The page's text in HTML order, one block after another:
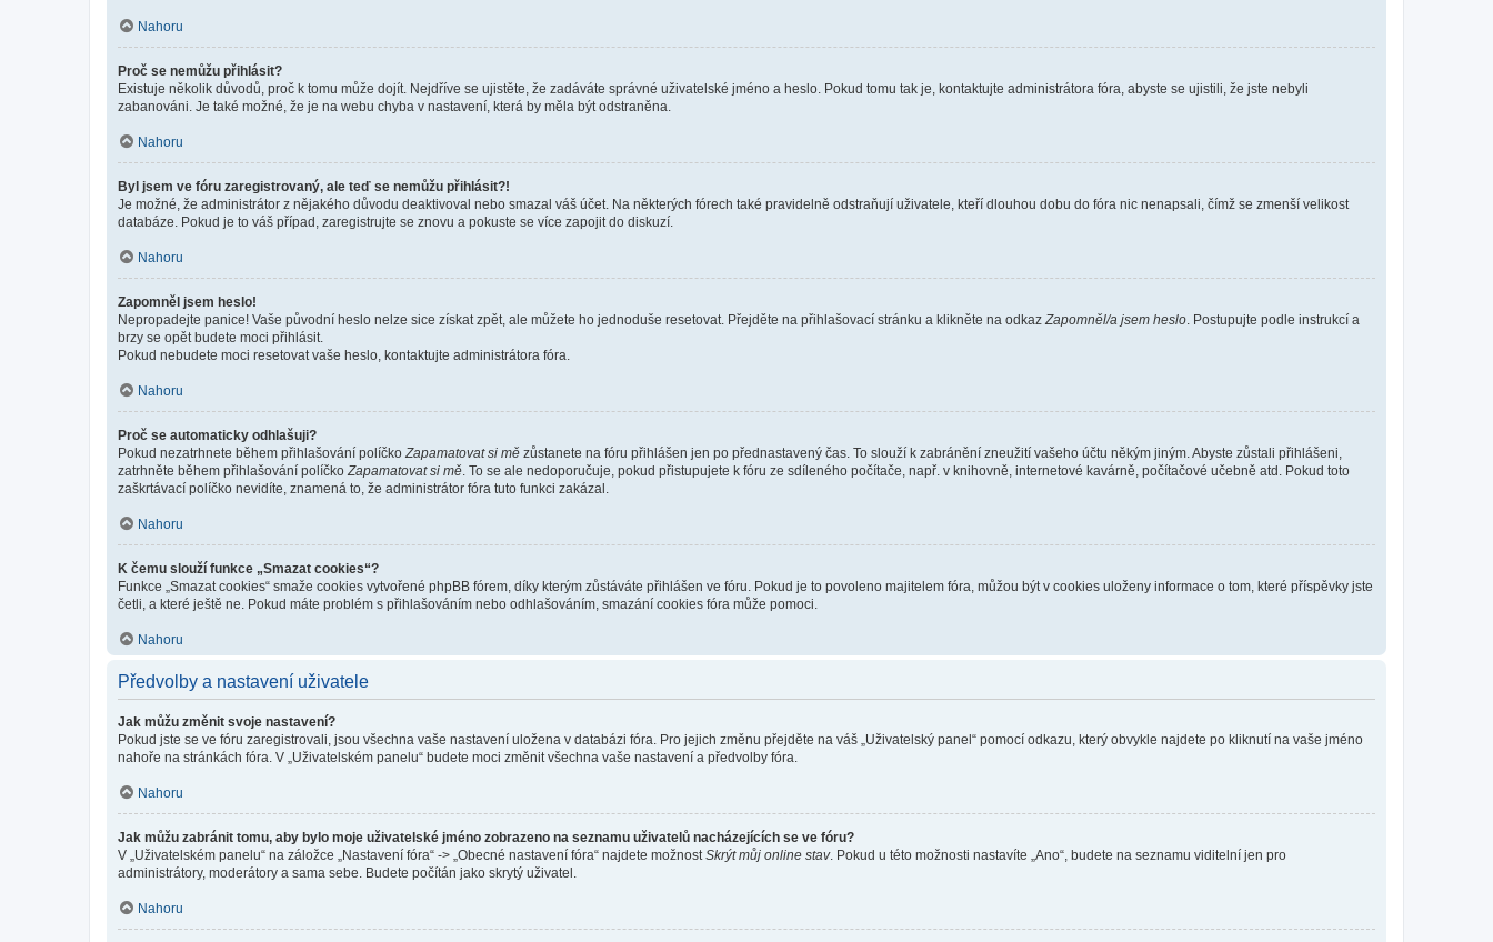
Nahoru
Proč se nemůžu přihlásit?
Existuje několik důvodů, proč k tomu může dojít. Nejdříve se ujistěte, že zadáváte správné uživatelské jméno a heslo. Pokud tomu tak je, kontaktujte administrátora fóra, abyste se ujistili, že jste nebyli
zabanováni. Je také možné, že je na webu chyba v nastavení, která by měla být odstraněna.
Nahoru
Byl jsem ve fóru zaregistrovaný, ale teď se nemůžu přihlásit?!
Je možné, že administrátor z nějakého důvodu deaktivoval nebo smazal váš účet. Na některých fórech také pravidelně odstraňují uživatele, kteří dlouhou dobu do fóra nic nenapsali, čímž se zmenší velikost
databáze. Pokud je to váš případ, zaregistrujte se znovu a pokuste se více zapojit do diskuzí.
Nahoru
Zapomněl jsem heslo!
Nepropadejte panice! Vaše původní heslo nelze sice získat zpět, ale můžete ho jednoduše resetovat. Přejděte na přihlašovací stránku a klikněte na odkaz Zapomněl/a jsem heslo . Postupujte podle instrukcí a
brzy se opět budete moci přihlásit.
Pokud nebudete moci resetovat vaše heslo, kontaktujte administrátora fóra.
Nahoru
Proč se automaticky odhlašuji?
Pokud nezatrhnete během přihlašování políčko Zapamatovat si mě zůstanete na fóru přihlášen jen po přednastavený čas. To slouží k zabránění zneužití vašeho účtu někým jiným. Abyste zůstali přihlášeni,
zatrhněte během přihlašování políčko Zapamatovat si mě . To se ale nedoporučuje, pokud přistupujete k fóru ze sdíleného počítače, např. v knihovně, internetové kavárně, počítačové učebně atd. Pokud toto
zaškrtávací políčko nevidíte, znamená to, že administrátor fóra tuto funkci zakázal.
Nahoru
K čemu slouží funkce „Smazat cookies“?
Funkce „Smazat cookies“ smaže cookies vytvořené phpBB fórem, díky kterým zůstáváte přihlášen ve fóru. Pokud je to povoleno majitelem fóra, můžou být v cookies uloženy informace o tom, které příspěvky jste
četli, a které ještě ne. Pokud máte problém s přihlašováním nebo odhlašováním, smazání cookies fóra může pomoci.
Nahoru
Předvolby a nastavení uživatele
Jak můžu změnit svoje nastavení?
Pokud jste se ve fóru zaregistrovali, jsou všechna vaše nastavení uložena v databázi fóra. Pro jejich změnu přejděte na váš „Uživatelský panel“ pomocí odkazu, který obvykle najdete po kliknutí na vaše jméno
nahoře na stránkách fóra. V „Uživatelském panelu“ budete moci změnit všechna vaše nastavení a předvolby fóra.
Nahoru
Jak můžu zabránit tomu, aby bylo moje uživatelské jméno zobrazeno na seznamu uživatelů nacházejících se ve fóru?
V „Uživatelském panelu“ na záložce „Nastavení fóra“ -> „Obecné nastavení fóra“ najdete možnost Skrýt můj online stav. Pokud u této možnosti nastavíte „Ano“, budete na seznamu viditelní jen pro
administrátory, moderátory a sama sebe. Budete počítán jako skrytý uživatel.
Nahoru